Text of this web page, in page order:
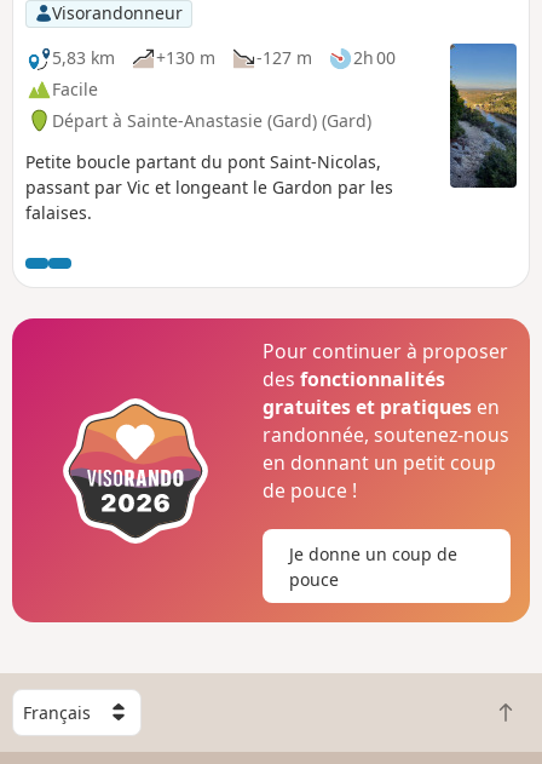
Visorandonneur
5,83 km
+130 m -127 m
2h 00
Facile
Départ à Sainte-Anastasie (Gard) (Gard)
Petite boucle partant du pont Saint-Nicolas,
passant par Vic et longeant le Gardon par les
falaises.
Pour continuer à proposer
desfonctionnalités
gratuites et pratiques en
randonnée, soutenez-nous
en donnant un petit coup
de pouce !
Je donne un coup de
pouce
C
h
o
R
e